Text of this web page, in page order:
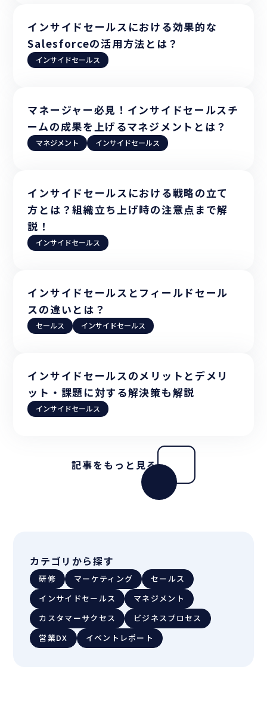
インサイドセールスにおける効果的な
Salesforceの活用方法とは？
インサイドセールス
マネージャー必見！インサイドセールスチ
ームの成果を上げるマネジメントとは？
マネジメント インサイドセールス
インサイドセールスにおける戦略の立て
方とは？組織立ち上げ時の注意点まで解
説！
インサイドセールス
インサイドセールスとフィールドセール
スの違いとは？
セールス インサイドセールス
インサイドセールスのメリットとデメリ
ット・課題に対する解決策も解説
インサイドセールス
記事をもっと見る
カテゴリから探す
研修 マーケティング
セールス
インサイドセールス
マネジメント
カスタマーサクセス
ビジネスプロセス
営業DX
イベントレポート